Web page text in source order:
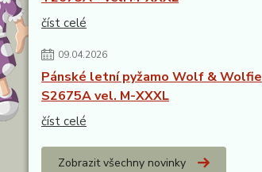
číst celé
09.04.2026
Pánské letní pyžamo Wolf & Wolfie
S2675A vel. M-XXXL
číst celé
Zobrazit všechny novinky